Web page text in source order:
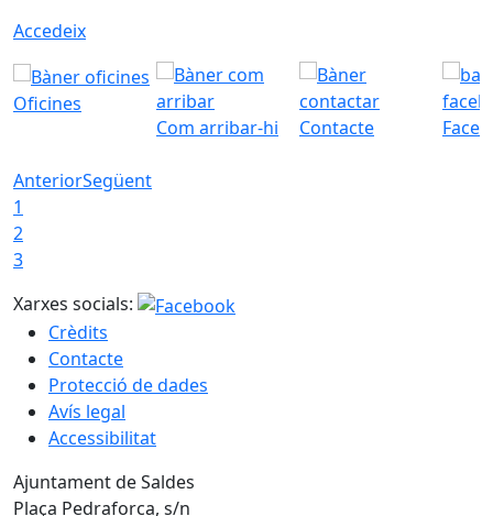
Accedeix
Oficines
Com arribar-hi
Contacte
AnteriorSegüent
1
2
3
Xarxes socials:
Crèdits
Contacte
Protecció de dades
Avís legal
Accessibilitat
Ajuntament de Saldes
Plaça Pedraforca, s/n